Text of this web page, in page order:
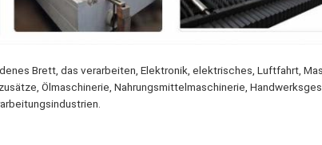
Brett, das verarbeiten, Elektronik, elektrisches, Luftfahrt,
Ölmaschinerie, Nahrungsmittelmaschinerie,